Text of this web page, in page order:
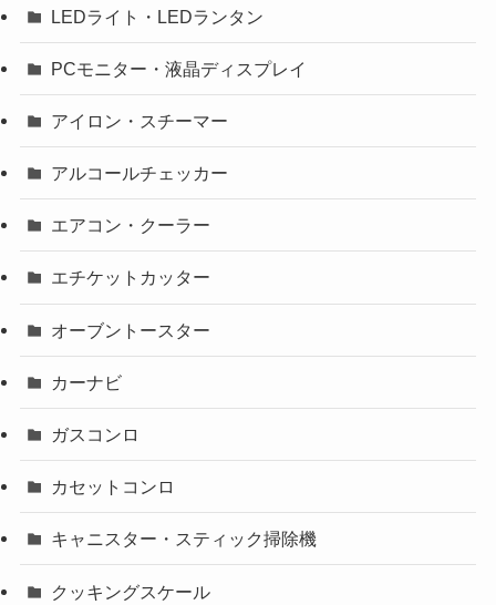
LEDライト・LEDランタン
PCモニター・液晶ディスプレイ
アイロン・スチーマー
アルコールチェッカー
エアコン・クーラー
エチケットカッター
オーブントースター
カーナビ
ガスコンロ
カセットコンロ
キャニスター・スティック掃除機
クッキングスケール